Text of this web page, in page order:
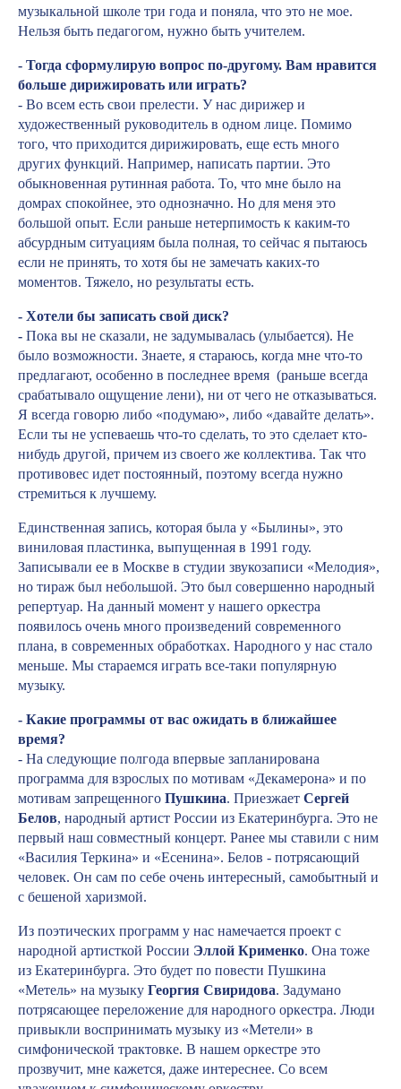
музыкальной школе три года и поняла, что это не мое.
Нельзя быть педагогом, нужно быть учителем.
- Тогда сформулирую вопрос по-другому. Вам нравится
больше дирижировать или играть?
- Во всем есть свои прелести. У нас дирижер и
художественный руководитель в одном лице. Помимо
того, что приходится дирижировать, еще есть много
других функций. Например, написать партии. Это
обыкновенная рутинная работа. То, что мне было на
домрах спокойнее, это однозначно. Но для меня это
большой опыт. Если раньше нетерпимость к каким-то
абсурдным ситуациям была полная, то сейчас я пытаюсь
если не принять, то хотя бы не замечать каких-то
моментов. Тяжело, но результаты есть.
- Хотели бы записать свой диск?
- Пока вы не сказали, не задумывалась (улыбается). Не
было возможности. Знаете, я стараюсь, когда мне что-то
предлагают, особенно в последнее время (раньше всегда
срабатывало ощущение лени), ни от чего не отказываться.
Я всегда говорю либо «подумаю», либо «давайте делать».
Если ты не успеваешь что-то сделать, то это сделает кто-
нибудь другой, причем из своего же коллектива. Так что
противовес идет постоянный, поэтому всегда нужно
стремиться к лучшему.
Единственная запись, которая была у «Былины», это
виниловая пластинка, выпущенная в 1991 году.
Записывали ее в Москве в студии звукозаписи «Мелодия»,
но тираж был небольшой. Это был совершенно народный
репертуар. На данный момент у нашего оркестра
появилось очень много произведений современного
плана, в современных обработках. Народного у нас стало
меньше. Мы стараемся играть все-таки популярную
музыку.
- Какие программы от вас ожидать в ближайшее
время?
- На следующие полгода впервые запланирована
программа для взрослых по мотивам «Декамерона» и по
мотивам запрещенного Пушкина. Приезжает Сергей
Белов, народный артист России из Екатеринбурга. Это не
первый наш совместный концерт. Ранее мы ставили с ним
«Василия Теркина» и «Есенина». Белов - потрясающий
человек. Он сам по себе очень интересный, самобытный и
с бешеной харизмой.
Из поэтических программ у нас намечается проект с
народной артисткой России Эллой Крименко. Она тоже
из Екатеринбурга. Это будет по повести Пушкина
«Метель» на музыку Георгия Свиридова. Задумано
потрясающее переложение для народного оркестра. Люди
привыкли воспринимать музыку из «Метели» в
симфонической трактовке. В нашем оркестре это
прозвучит, мне кажется, даже интереснее. Со всем